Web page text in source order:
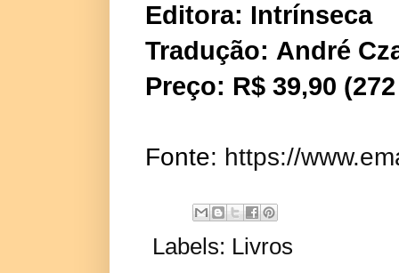
Editora: Intrínseca
Tradução: André
Preço: R$ 39,90
Fonte: https://
Labels: Livros